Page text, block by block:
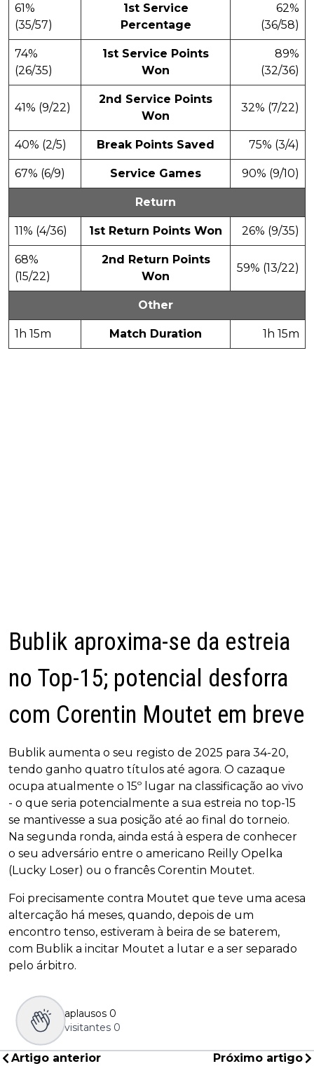
61%
(35/57)
1st Service
Percentage
62%
(36/58)
74%
(26/35)
1st Service Points
Won
89%
(32/36)
41% (9/22)
2nd Service Points
Won
32% (7/22)
40% (2/5) Break Points Saved 75% (3/4)
67% (6/9) Service Games 90% (9/10)
Return
11% (4/36) 1st Return Points Won 26% (9/35)
68%
(15/22)
2nd Return Points
Won
59% (13/22)
Other
1h 15m Match Duration 1h 15m
Bublik aproxima-se da estreia
no Top-15; potencial desforra
com Corentin Moutet em breve
Bublik aumenta o seu registo de 2025 para 34-20,
tendo ganho quatro títulos até agora. O cazaque
ocupa atualmente o 15º lugar na classificação ao vivo
- o que seria potencialmente a sua estreia no top-15
se mantivesse a sua posição até ao final do torneio.
Na segunda ronda, ainda está à espera de conhecer
o seu adversário entre o americano Reilly Opelka
(Lucky Loser) ou o francês Corentin Moutet.
Foi precisamente contra Moutet que teve uma acesa
altercação há meses, quando, depois de um
encontro tenso, estiveram à beira de se baterem,
com Bublik a incitar Moutet a lutar e a ser separado
pelo árbitro.
aplausos 0
visitantes 0
Artigo anterior
Próximo artigo